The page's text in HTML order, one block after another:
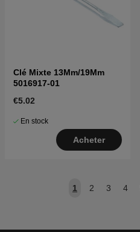
Clé Mixte 13Mm/19Mm
5016917-01
€5.02
En stock
Acheter
1 2 3 4